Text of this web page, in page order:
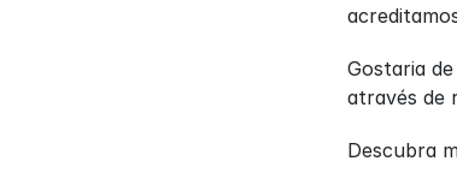
Gostaria
através de
Descubra